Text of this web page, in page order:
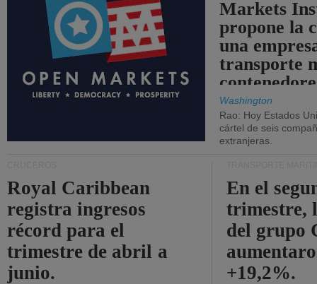
Markets
propone la
una
transporte
Washington
Rao: Hoy Estados
cártel de seis
extranjeras.
Royal Caribbean
registra ingresos
récord para el
trimestre de abril a
junio.
En el
trimestre,
del grupo
+19,2%.